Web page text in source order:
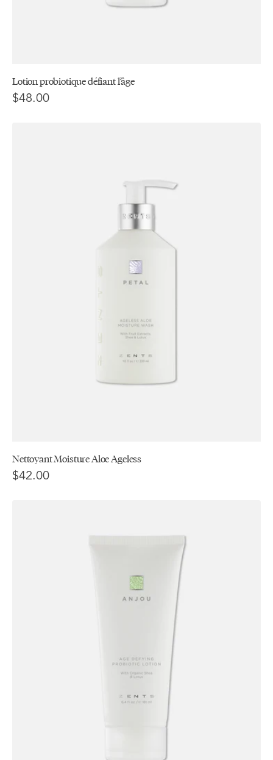
Lotion probiotique défiant l’âge
$48.00
Nettoyant Moisture Aloe Ageless
$42.00